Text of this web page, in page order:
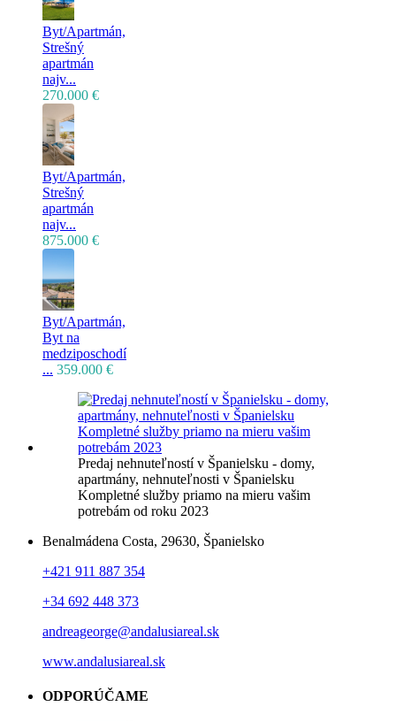
Byt/Apartmán,
Strešný
apartmán
najv...
270.000 €
Byt/Apartmán,
Strešný
apartmán
najv...
875.000 €
Byt/Apartmán,
Byt na
medziposchodí
... 359.000 €
Predaj nehnuteľností v Španielsku - domy,
apartmány, nehnuteľnosti v Španielsku
Kompletné služby priamo na mieru vašim
potrebám od roku 2023
Benalmádena Costa, 29630, Španielsko
+421 911 887 354
+34 692 448 373
andreageorge@andalusiareal.sk
www.andalusiareal.sk
ODPORÚČAME